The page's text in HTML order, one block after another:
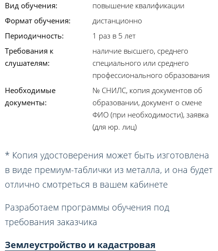
Вид обучения:
повышение квалификации
Формат обучения:
дистанционно
Периодичность:
1 раз в 5 лет
Требования к
слушателям:
наличие высшего, среднего
специального или среднего
профессионального образования
Необходимые
документы:
№ СНИЛС, копия документов об
образовании, документ о смене
ФИО (при необходимости), заявка
(для юр. лиц)
* Копия удостоверения может быть изготовлена
в виде премиум-таблички из металла, и она будет
отлично смотреться в вашем кабинете
Разработаем программы обучения под
требования заказчика
Землеустройство и кадастровая